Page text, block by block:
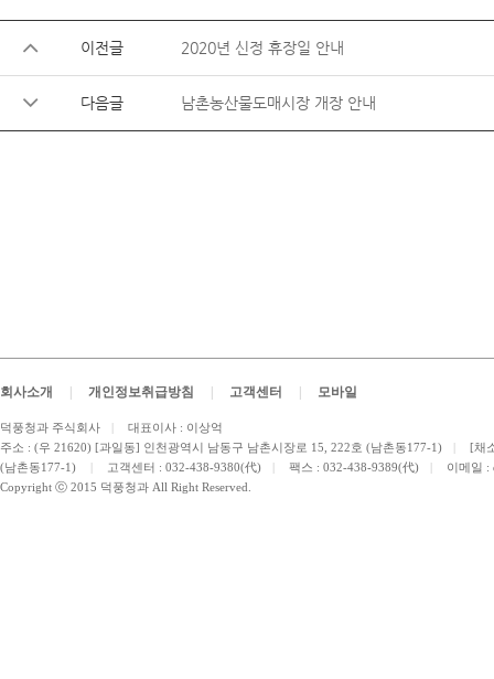
이전글 2020년 신정 휴장일 안내
다음글 남촌농산물도매시장 개장 안내
회사소개 개인정보취급방침 고객센터 모바일
덕풍청과 주식회사 |
대표이사 : 이상억
주소 : (우 21620) [과일동] 인천광역시 남동구 남촌시장로 15, 222호 (남촌동177-1)
|
[채
(남촌동177-1)
| 고객센터 : 032-438-9380(代) | 팩스 : 032-438-9389(代) | 이메일 :
Copyright ⓒ 2015 덕풍청과 All Right Reserved.